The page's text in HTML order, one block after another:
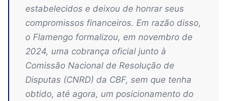
estabelecidos e deixou de honrar seus
compromissos financeiros. Em razão disso,
o Flamengo formalizou, em novembro de
2024, uma cobrança oficial junto à
Comissão Nacional de Resolução de
Disputas (CNRD) da CBF, sem que tenha
obtido, até agora, um posicionamento do